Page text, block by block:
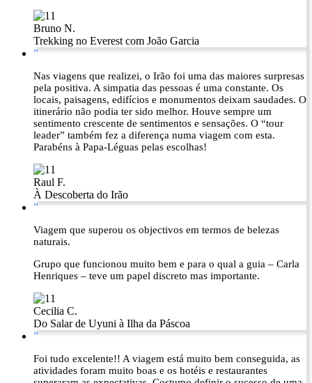
Bruno N.
Trekking no Everest com João Garcia
”
Nas viagens que realizei, o Irão foi uma das maiores surpresas
pela positiva. A simpatia das pessoas é uma constante. Os
locais, paisagens, edifícios e monumentos deixam saudades. O
itinerário não podia ter sido melhor. Houve sempre um
sentimento crescente de sentimentos e sensações. O “tour
leader” também fez a diferença numa viagem com esta.
Parabéns à Papa-Léguas pelas escolhas!
Raul F.
À Descoberta do Irão
”
Viagem que superou os objectivos em termos de belezas
naturais.
Grupo que funcionou muito bem e para o qual a guia – Carla
Henriques – teve um papel discreto mas importante.
Cecilia C.
Do Salar de Uyuni à Ilha da Páscoa
”
Foi tudo excelente!! A viagem está muito bem conseguida, as
atividades foram muito boas e os hotéis e restaurantes